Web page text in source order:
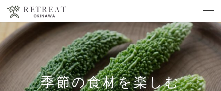
季節の食材を楽しむ